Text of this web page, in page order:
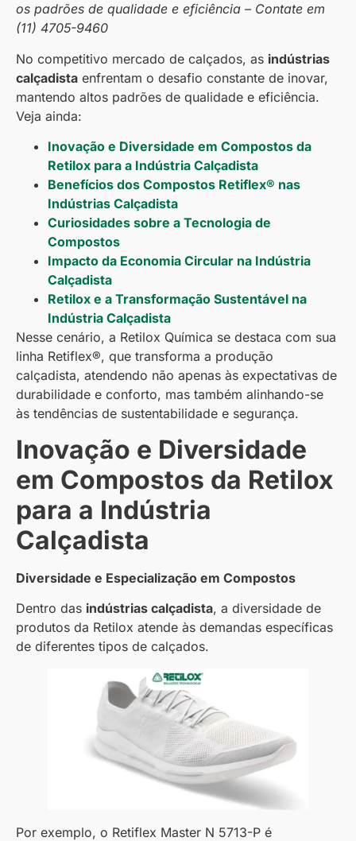
os padrões de qualidade e eficiência – Contate em
(11) 4705-9460
No competitivo mercado de calçados, as indústrias
calçadista enfrentam o desafio constante de inovar,
mantendo altos padrões de qualidade e eficiência.
Veja ainda:
Inovação e Diversidade em Compostos da
Retilox para a Indústria Calçadista
Benefícios dos Compostos Retiflex® nas
Indústrias Calçadista
Curiosidades sobre a Tecnologia de
Compostos
Impacto da Economia Circular na Indústria
Calçadista
Retilox e a Transformação Sustentável na
Indústria Calçadista
Nesse cenário, a Retilox Química se destaca com sua
linha Retiflex®, que transforma a produção
calçadista, atendendo não apenas às expectativas de
durabilidade e conforto, mas também alinhando-se
às tendências de sustentabilidade e segurança.
Inovação e Diversidade
em Compostos da Retilox
para a Indústria
Calçadista
Diversidade e Especialização em Compostos
Dentro das indústrias calçadista, a diversidade de
produtos da Retilox atende às demandas específicas
de diferentes tipos de calçados.
Por exemplo, o Retiflex Master N 5713-P é